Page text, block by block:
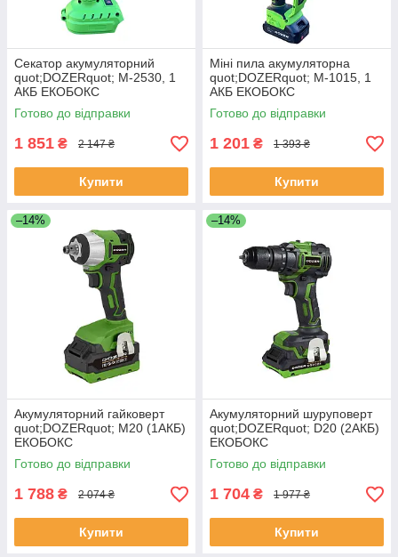
Секатор акумуляторний
quot;DOZERquot; М-2530, 1
АКБ ЕКОБОКС
Готово до відправки
1 851 ₴ 2 147 ₴
Купити
Міні пила акумуляторна
quot;DOZERquot; М-1015, 1
АКБ ЕКОБОКС
Готово до відправки
1 201 ₴ 1 393 ₴
Купити
–14%
Акумуляторний гайковерт
quot;DOZERquot; M20 (1АКБ)
ЕКОБОКС
Готово до відправки
1 788 ₴ 2 074 ₴
Купити
–14%
Акумуляторний шуруповерт
quot;DOZERquot; D20 (2АКБ)
ЕКОБОКС
Готово до відправки
1 704 ₴ 1 977 ₴
Купити